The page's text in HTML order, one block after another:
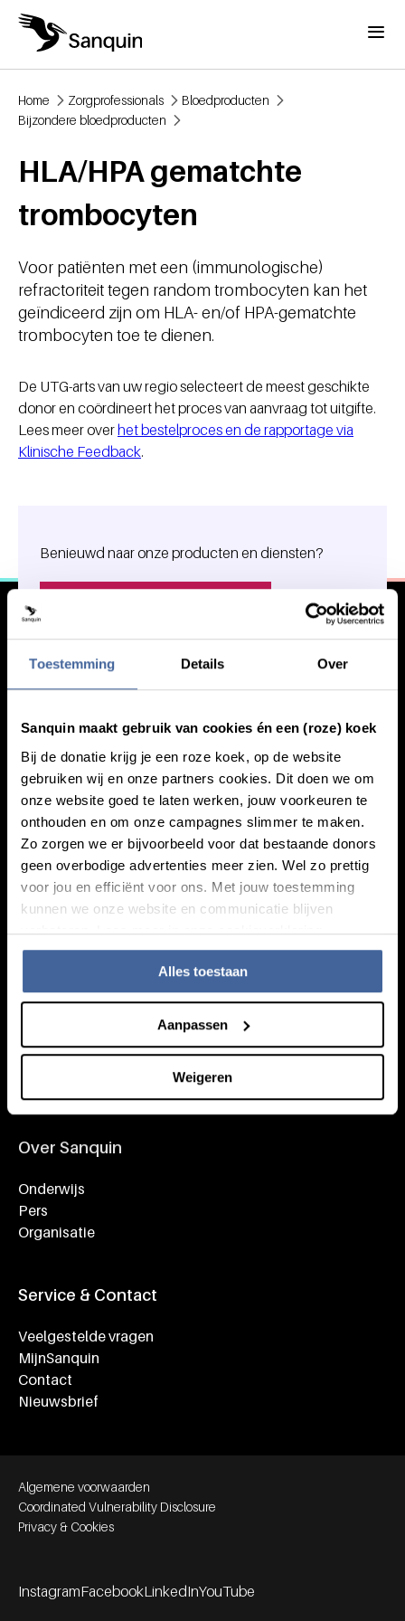
Toestemming Details Over
Sanquin maakt gebruik van cookies én een (roze) koek
Bij de donatie krijg je een roze koek, op de website
gebruiken wij en onze partners cookies. Dit doen we om
onze website goed te laten werken, jouw voorkeuren te
onthouden en om onze campagnes slimmer te maken.
Zo zorgen we er bijvoorbeeld voor dat bestaande donors
geen overbodige advertenties meer zien. Wel zo prettig
voor jou en efficiënt voor ons. Met jouw toestemming
kunnen we onze website en communicatie blijven
verbeteren. Lees meer in onze cookieverklaring.
Alles toestaan
Aanpassen
Weigeren
Overslaan en naar de inhoud gaan
Menu
Kruimelpad
Home Zorgprofessionals
Bloedproducten
Bijzondere bloedproducten
HLA/​HPA gematchte
trombocyten
Voor patiënten met een (immunologische)
refractoriteit tegen random trombocyten kan het
geïndiceerd zijn om HLA- en/of HPA-gematchte
trombocyten toe te dienen.
De UTG-arts van uw regio selecteert de meest geschikte
donor en coördineert het proces van aanvraag tot uitgifte.
Lees meer overhet bestelproces en de rapportage via
Klinische Feedback.
Algemene informatie
Benieuwd naar onze producten en diensten?
Footer navigatie
Kennis
Over doneren
Alles over bloed
Alles over plasma
Wat we doen
Zorgprofessionals
Werken bij Sanquin
Over Sanquin
Onderwijs
Pers
Organisatie
Service & Contact
Veelgestelde vragen
MijnSanquin
Contact
Nieuwsbrief
Footer bottom navigation
Algemene voorwaarden
Coordinated Vulnerability Disclosure
Privacy & Cookies
InstagramFacebookLinkedInYouTube